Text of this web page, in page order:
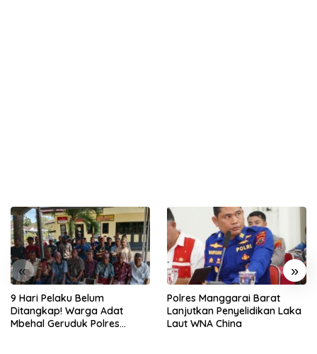
« »
9 Hari Pelaku Belum
Ditangkap! Warga Adat
Mbehal Geruduk Polres
Polres Manggarai Barat
Lanjutkan Penyelidikan Laka
Laut WNA China